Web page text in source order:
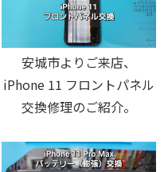
安城市よりご来店、
iPhone 11 フロントパネル
交換修理のご紹介。